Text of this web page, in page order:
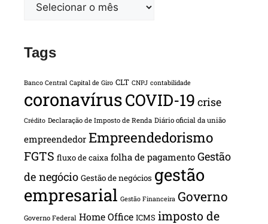
Tags
Banco Central Capital de Giro CLT CNPJ contabilidade
coronavírusCOVID-19 crise
Crédito Declaração de Imposto de Renda Diário oficial da união
empreendedor Empreendedorismo
FGTS fluxo de caixa folha de pagamento Gestão
de negócio Gestão de negócios gestão
empresarial Gestão Financeira Governo
Governo Federal Home Office ICMS imposto de